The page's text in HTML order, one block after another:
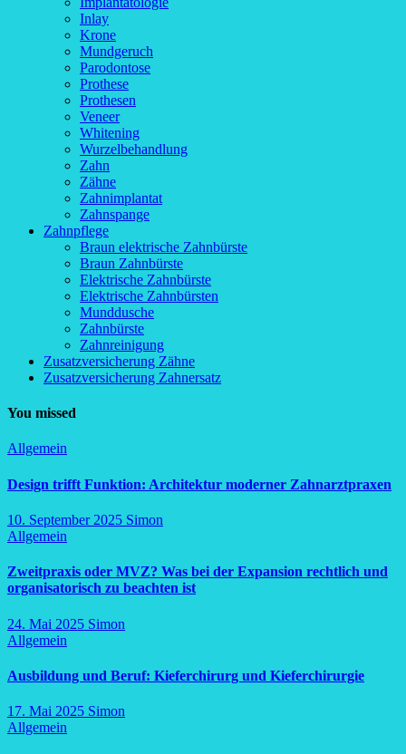
Inlay
Krone
Mundgeruch
Parodontose
Prothese
Prothesen
Veneer
Whitening
Wurzelbehandlung
Zahn
Zähne
Zahnimplantat
Zahnspange
Zahnpflege
Braun elektrische Zahnbürste
Braun Zahnbürste
Elektrische Zahnbürste
Elektrische Zahnbürsten
Munddusche
Zahnbürste
Zahnreinigung
Zusatzversicherung Zähne
Zusatzversicherung Zahnersatz
You missed
Allgemein
Design trifft Funktion: Architektur moderner Zahnarztpraxen
10. September 2025 Simon
Allgemein
Zweitpraxis oder MVZ? Was bei der Expansion rechtlich und
organisatorisch zu beachten ist
24. Mai 2025 Simon
Allgemein
Ausbildung und Beruf: Kieferchirurg und Kieferchirurgie
17. Mai 2025 Simon
Allgemein